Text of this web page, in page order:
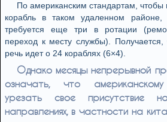
По американским стандартам, чтобы
корабль в таком удаленном районе,
требуется еще три в ротации
переход к месту службы).
речь идет о 24 кораблях (6×4).
Однако месяцы непрерывной
означать, что
урезать свое присутствие
направлениях, в частности на